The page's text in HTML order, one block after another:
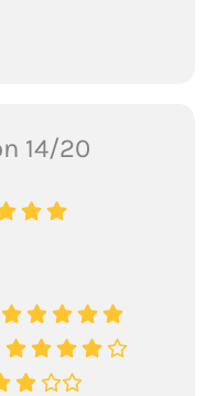
14/20